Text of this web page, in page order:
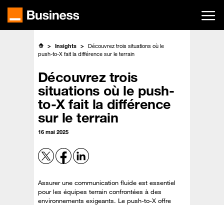
contenu
Insights
Découvrez trois situations où le
push-to-X fait la différence sur le terrain
Découvrez trois
situations où le push-
to-X fait la différence
sur le terrain
16 mai 2025
Assurer une communication fluide est essentiel
pour les équipes terrain confrontées à des
environnements exigeants. Le push-to-X offre